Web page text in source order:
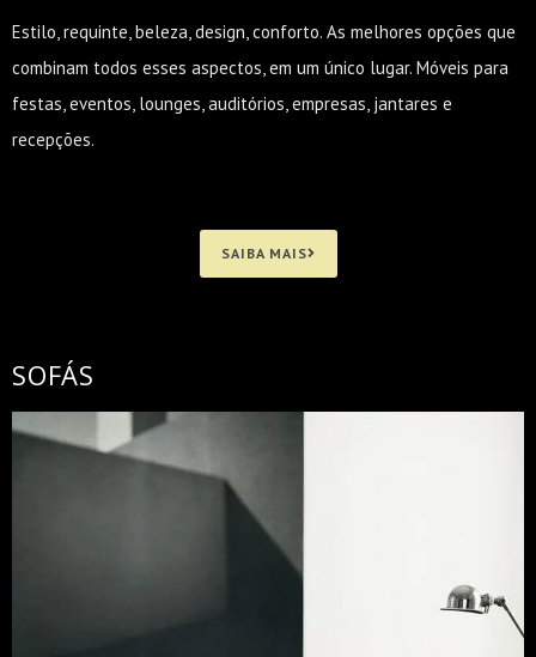
Estilo, requinte, beleza, design, conforto. As melhores opções que
combinam todos esses aspectos, em um único lugar. Móveis para
festas, eventos, lounges, auditórios, empresas, jantares e
recepções.
SAIBA MAIS
SOFÁS